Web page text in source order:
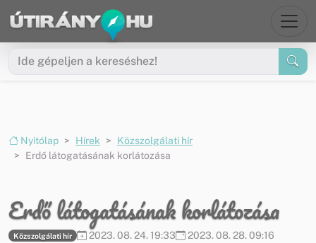
Ugrás a menüre
Ugrás a tartalomra
Nyitólap Hírek
Közszolgálati hír
Erdő látogatásának korlátozása
Erdő látogatásának korlátozása
Közszolgálati hír 2023. 08. 24. 19:33
2023. 08. 28. 09:16